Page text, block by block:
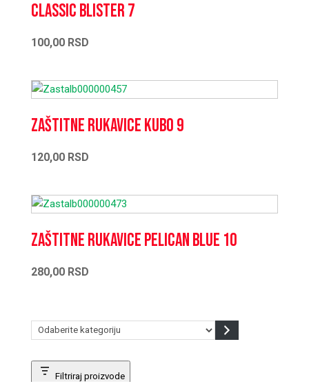
Classic Blister 7
100,00 RSD
Zaštitne rukavice KUBO 9
120,00 RSD
Zaštitne rukavice PELICAN BLUE 10
280,00 RSD
Odaberite
Filtriraj proizvode